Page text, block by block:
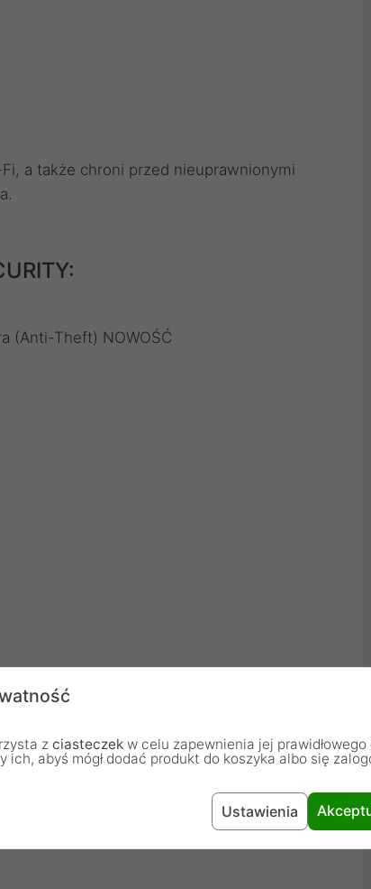
a także chroni przed nieuprawnionymi
(Anti-Theft) NOWOŚĆ
i zwiększa bezpieczeństwo podczas
klawiaturą a przeglądarką, by
keyloggerami.
z ciasteczek w celu zapewnienia jej prawidłowego
ich, abyś mógł dodać produkt do koszyka albo się
Ustawienia